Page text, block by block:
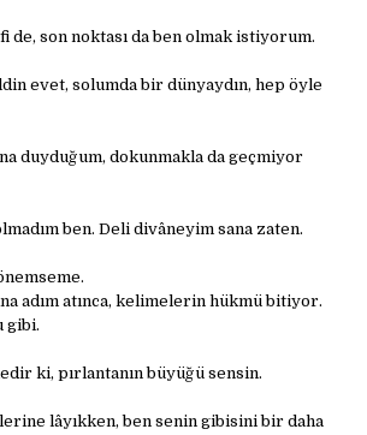
son noktası da ben olmak istiyorum.
evet, solumda bir dünyaydın, hep öyle
duyduğum, dokunmakla da geçmiyor
ben. Deli divâneyim sana zaten.
adım atınca, kelimelerin hükmü bitiyor.
gibi.
ki, pırlantanın büyüğü sensin.
lâyıkken, ben senin gibisini bir daha